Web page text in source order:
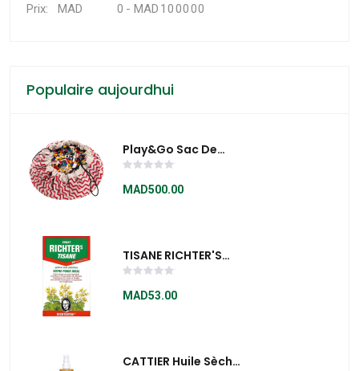
Prix: MAD - MAD
Populaire aujourdhui
Play&go Sac De
Rangement De
Jouets Et Tapis De
MAD500.00
TISANE RICHTER'S
TRANSIT
MAD53.00
CATTIER Huile Sèche